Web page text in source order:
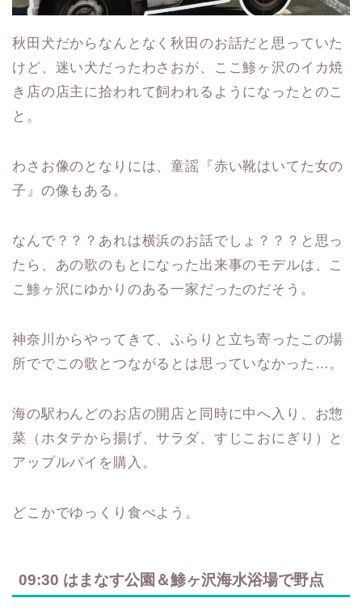
秋田犬だからなんとなく秋田のお話だと思っていた
けど、迷い犬だったわさおが、ここ鯵ヶ沢のイカ焼
き店の店主に拾われて飼われるようになったとのこ
と。
わさお像のとなりには、童謡『赤い靴はいてた女の
子』の像もある。
なんで？？？あれは横浜のお話でしょ？？？と思っ
たら、あの歌のもとになった出来事のモデルは、こ
こ鯵ヶ沢にゆかりのある一家だったのだそう。
神奈川からやってきて、ふらりと立ち寄ったこの場
所ででこの歌とつながるとは思っていなかった…。
海の駅わんどのお店の開店と同時に中へ入り、お惣
菜（ホタテから揚げ、サラダ、すじこおにぎり）と
アップルパイを購入。
どこかでゆっくり食べよう。
09:30 はまなす公園＆鯵ヶ沢海水浴場で野点